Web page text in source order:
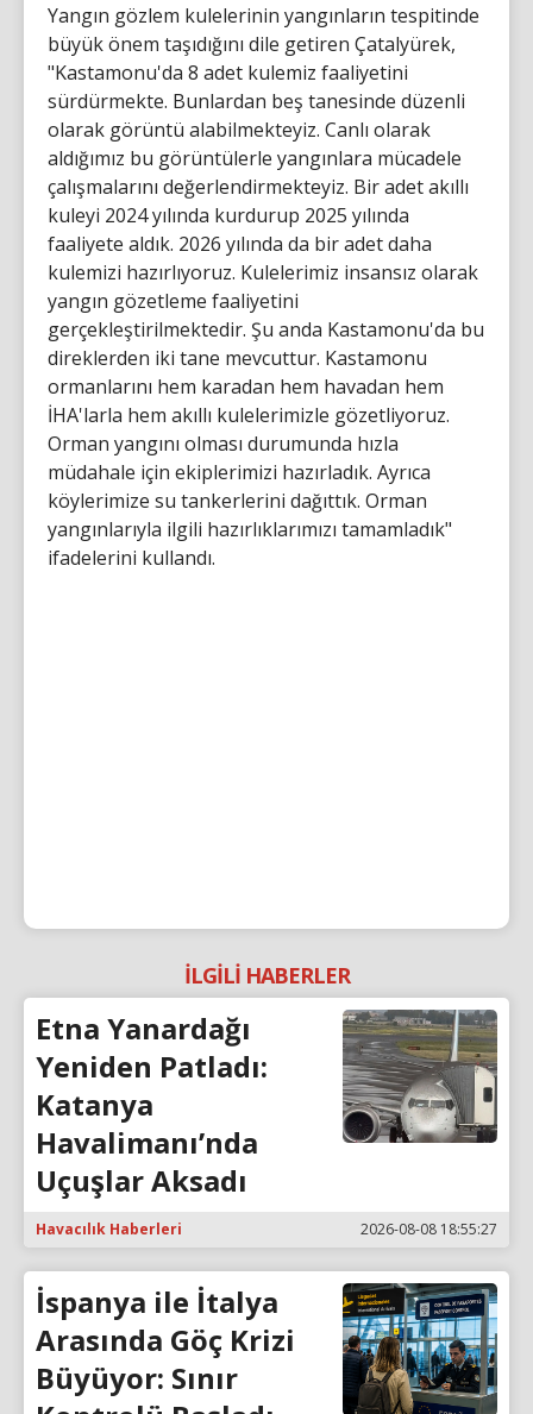
Yangın gözlem kulelerinin yangınların tespitinde
büyük önem taşıdığını dile getiren Çatalyürek,
"Kastamonu'da 8 adet kulemiz faaliyetini
sürdürmekte. Bunlardan beş tanesinde düzenli
olarak görüntü alabilmekteyiz. Canlı olarak
aldığımız bu görüntülerle yangınlara mücadele
çalışmalarını değerlendirmekteyiz. Bir adet akıllı
kuleyi 2024 yılında kurdurup 2025 yılında
faaliyete aldık. 2026 yılında da bir adet daha
kulemizi hazırlıyoruz. Kulelerimiz insansız olarak
yangın gözetleme faaliyetini
gerçekleştirilmektedir. Şu anda Kastamonu'da bu
direklerden iki tane mevcuttur. Kastamonu
ormanlarını hem karadan hem havadan hem
İHA'larla hem akıllı kulelerimizle gözetliyoruz.
Orman yangını olması durumunda hızla
müdahale için ekiplerimizi hazırladık. Ayrıca
köylerimize su tankerlerini dağıttık. Orman
yangınlarıyla ilgili hazırlıklarımızı tamamladık"
ifadelerini kullandı.
İLGİLİ HABERLER
Etna Yanardağı
Yeniden Patladı:
Katanya
Havalimanı’nda
Uçuşlar Aksadı
Havacılık Haberleri 2026-08-08 18:55:27
İspanya ile İtalya
Arasında Göç Krizi
Büyüyor: Sınır